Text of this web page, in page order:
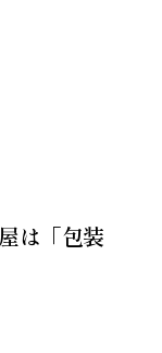
は「包装